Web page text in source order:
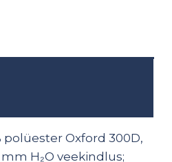
polüester Oxford 300D,
H₂O veekindlus;